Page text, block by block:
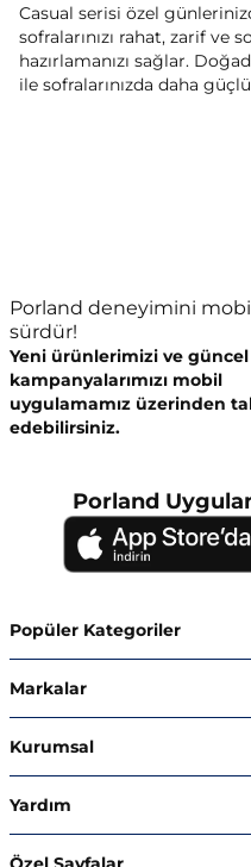
Casual serisi özel
sofralarınızı rahat, zarif ve
hazırlamanızı sağlar.
ile sofralarınızda daha
Porland deneyimini
sürdür!
Yeni ürünlerimizi ve güncel
kampanyalarımızı mobil
uygulamamız üzerinden
edebilirsiniz.
Porland
Popüler Kategoriler
Kahvaltı ve İkram
Kahve ve Çay Gereçleri
Markalar
Superior Bone Porcelain
Ghidini Italy
Kurumsal
İnsan Kaynakları
Yardım